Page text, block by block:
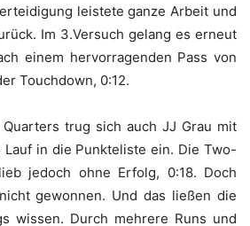
leistete ganze Arbeit und
Im 3.Versuch gelang es erneut
einem hervorragenden Pass von
Touchdown, 0:12.
trug sich auch JJ Grau mit
in die Punkteliste ein. Die Two-
jedoch ohne Erfolg, 0:18. Doch
gewonnen. Und das ließen die
wissen. Durch mehrere Runs und